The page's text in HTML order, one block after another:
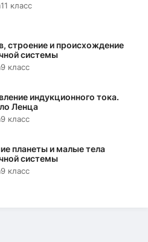
11 класс
строение и происхождение
системы
9 класс
индукционного тока.
Ленца
9 класс
планеты и малые тела
системы
9 класс